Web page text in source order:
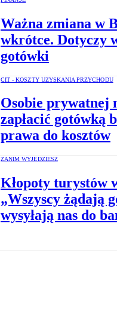
Ważna zmiana w
wkrótce. Dotyczy
gotówki
CIT - KOSZTY UZYSKANIA PRZYCHODU
Osobie prywatnej
zapłacić gotówką
prawa do kosztów
ZANIM WYJEDZIESZ
Kłopoty turystów
„Wszyscy żądają
wysyłają nas do